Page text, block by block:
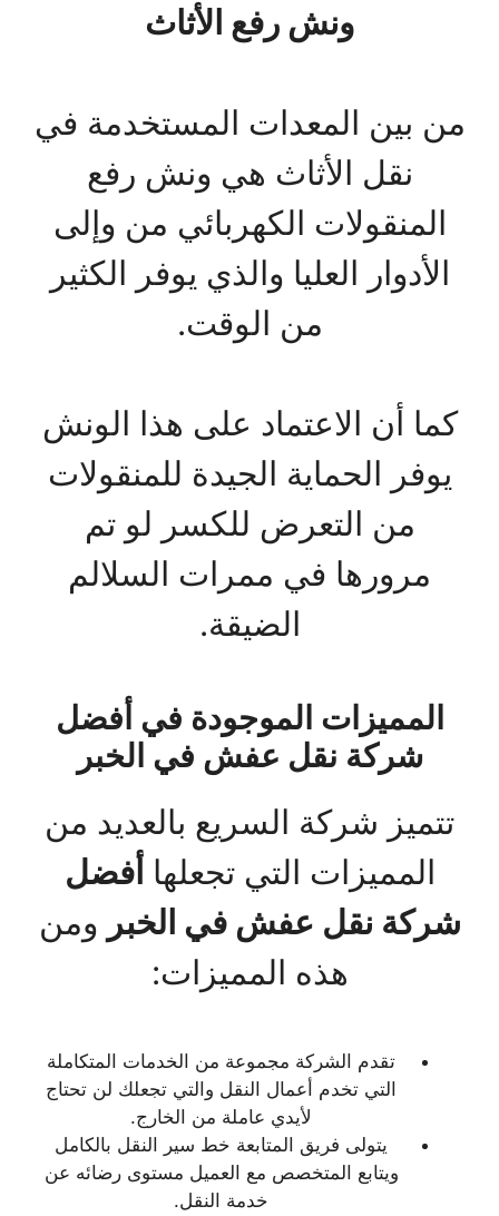
ونش رفع الأثاث
من بين المعدات المستخدمة في
نقل الأثاث هي ونش رفع
المنقولات الكهربائي من وإلى
الأدوار العليا والذي يوفر الكثير
من الوقت.
كما أن الاعتماد على هذا الونش
يوفر الحماية الجيدة للمنقولات
من التعرض للكسر لو تم
مرورها في ممرات السلالم
الضيقة.
المميزات الموجودة في أفضل
شركة نقل عفش في الخبر
تتميز شركة السريع بالعديد من
المميزات التي تجعلهاأفضل
شركة نقل عفش في الخبر ومن
هذه المميزات:
تقدم الشركة مجموعة من الخدمات المتكاملة
التي تخدم أعمال النقل والتي تجعلك لن تحتاج
لأيدي عاملة من الخارج.
يتولى فريق المتابعة خط سير النقل بالكامل
ويتابع المتخصص مع العميل مستوى رضائه عن
خدمة النقل.